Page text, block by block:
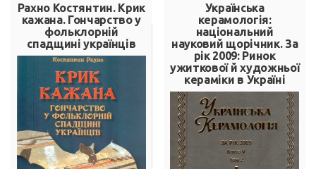
Рахно Костянтин. Крик
кажана. Гончарство у
фольклорній
спадщині українців
Українська
керамологія:
національний
науковий щорічник. За
рік 2009: Ринок
ужиткової й художньої
кераміки в Україні